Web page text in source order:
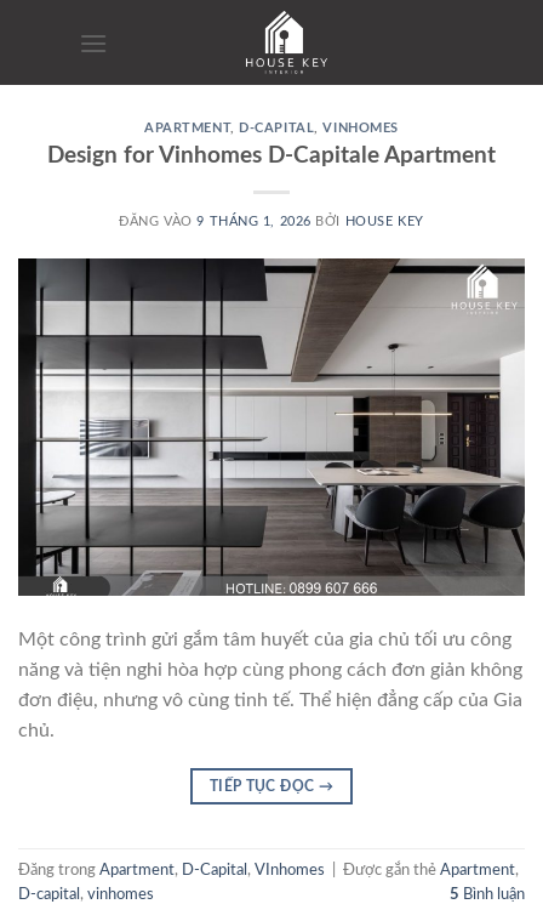
APARTMENT, D-CAPITAL ,VINHOMES
Design for Vinhomes D-Capitale Apartment
ĐĂNG VÀO9 THÁNG 1, 2026 BỞI HOUSE KEY
Một công trình gửi gắm tâm huyết của gia chủ tối ưu công
năng và tiện nghi hòa hợp cùng phong cách đơn giản không
đơn điệu, nhưng vô cùng tinh tế. Thể hiện đẳng cấp của Gia
chủ.
TIẾP TỤC ĐỌC →
Đăng trong Apartment, D-Capital , VInhomes Được gắn thẻ Apartment,
D-capital , vinhomes 5 Bình luận